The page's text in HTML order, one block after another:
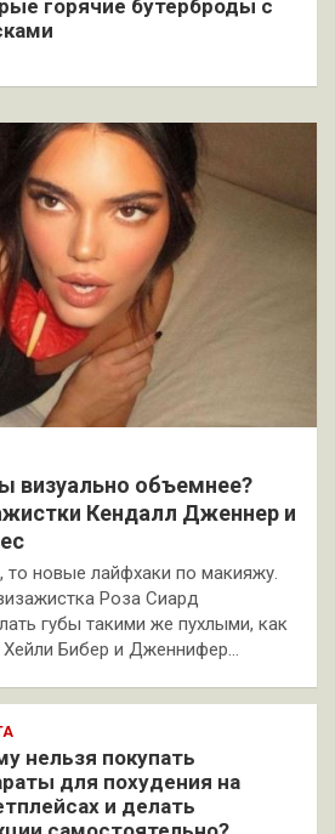
горячие бутерброды с
визуально объемнее?
Кендалл Дженнер и
то новые лайфхаки по макияжу.
Роза Сиард
губы такими же пухлыми, как
Бибер и Дженнифер…
нельзя покупать
для похудения на
и делать